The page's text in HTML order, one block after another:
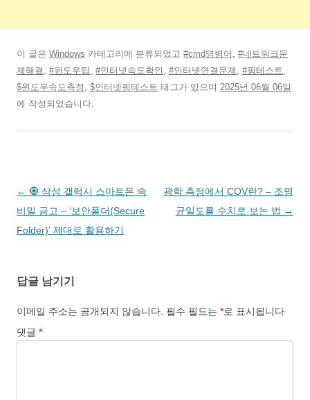
이 글은 Windows 카테고리에 분류되었고 #cmd명령어 , #네트워크문
제해결 , #윈도우팁 , #인터넷속도확인 , #인터넷연결문제 , #핑테스트,
$윈도우속도측정 , $인터넷핑테스트 태그가 있으며 2025년 06월 06일
에 작성되었습니다.
글
네
비
션
← 🧿 삼성 갤럭시 스마트폰 속
비밀 금고 – ‘보안폴더(Secure
Folder)’ 제대로 활용하기
광학 측정에서 COV란? – 조명
균일도를 수치로 보는 법 →
답글 남기기
이메일 주소는 공개되지 않습니다. 필수 필드는 *로 표시됩니다
댓글 *